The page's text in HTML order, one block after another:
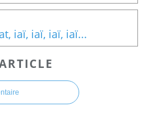
iaï, iaï, iaï, iaï...